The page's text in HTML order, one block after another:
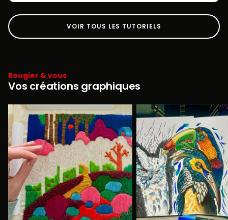
VOIR TOUS LES TUTORIELS
Rougier & vous
Vos créations graphiques